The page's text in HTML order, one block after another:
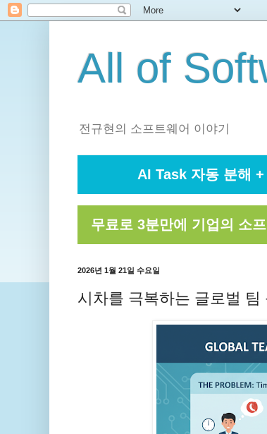
All of
전규현의 소프트웨어 이야기
AI Task 자동 분해
무료로 3분만에 기업의 소
2026년 1월 21일 수요일
시차를 극복하는 글로벌 팀